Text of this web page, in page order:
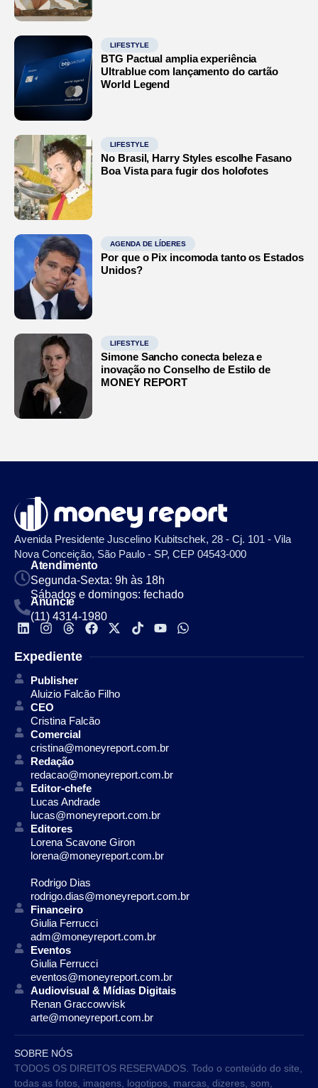
LIFESTYLE
BTG Pactual amplia experiência
Ultrablue com lançamento do cartão
World Legend
LIFESTYLE
No Brasil, Harry Styles escolhe Fasano
Boa Vista para fugir dos holofotes
AGENDA DE LÍDERES
Por que o Pix incomoda tanto os Estados
Unidos?
LIFESTYLE
Simone Sancho conecta beleza e
inovação no Conselho de Estilo de
MONEY REPORT
Avenida Presidente Juscelino Kubitschek, 28 - Cj. 101 - Vila
Nova Conceição, São Paulo - SP, CEP 04543-000
Atendimento
Segunda-Sexta: 9h às 18h
Sábados e domingos: fechado
Anuncie
(11) 4314-1980
Expediente
Publisher
Aluizio Falcão Filho
CEO
Cristina Falcão
Comercial
cristina@moneyreport.com.br
Redação
redacao@moneyreport.com.br
Editor-chefe
Lucas Andrade
lucas@moneyreport.com.br
Editores
Lorena Scavone Giron
lorena@moneyreport.com.br
Rodrigo Dias
rodrigo.dias@moneyreport.com.br
Financeiro
Giulia Ferrucci
adm@moneyreport.com.br
Eventos
Giulia Ferrucci
eventos@moneyreport.com.br
Audiovisual & Mídias Digitais
Renan Graccowvisk
arte@moneyreport.com.br
SOBRE NÓS
TODOS OS DIREITOS RESERVADOS. Todo o conteúdo do site,
todas as fotos, imagens, logotipos, marcas, dizeres, som,